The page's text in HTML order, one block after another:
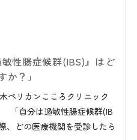
性腸症候群(IBS)』はど
？」
ペリカンこころクリニック
「自分は過敏性腸症候群(IB
、どの医療機関を受診したら